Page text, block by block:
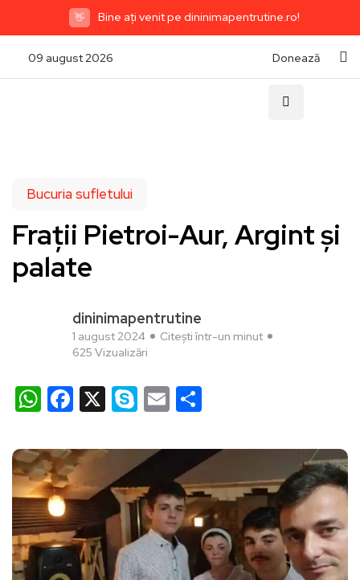
👋 Bine ați venit pe dininimapentrutine.ro!
09 august 2026 Donează
Bucuria sufletului
Frații Pietroi-Aur, Argint și
palate
dininimapentrutine
1 august 2024
Citești într-un minut
625 Vizualizări
WhatsApp
Facebook
X Skype
Email